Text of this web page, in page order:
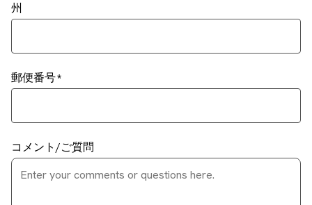
州
郵便番号
コメント/ご質問